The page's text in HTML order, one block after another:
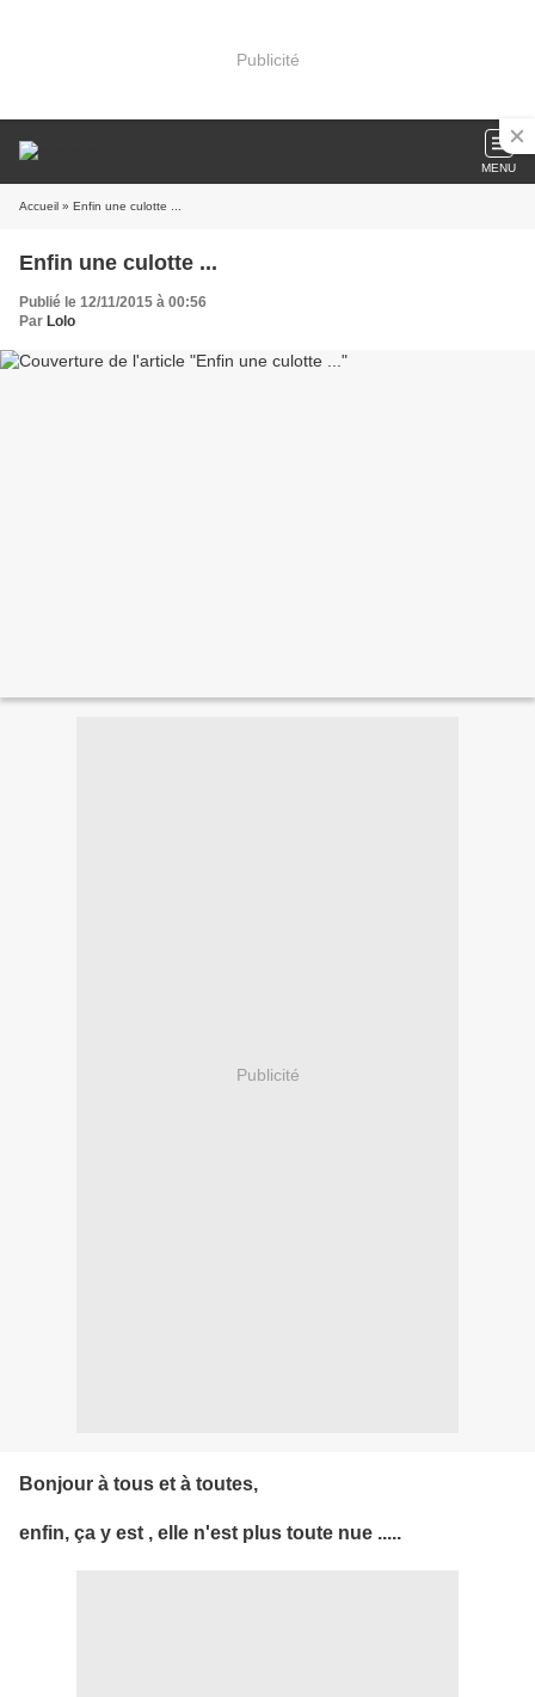
Publicité
MENU
Accueil » Enfin une culotte ...
Enfin une culotte ...
Publié le 12/11/2015 à 00:56
Par Lolo
Publicité
Bonjour à tous et à toutes,
enfin, ça y est , elle n'est plus toute nue .....